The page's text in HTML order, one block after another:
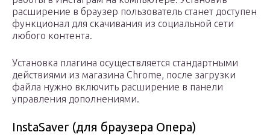
расширение в браузер пользователь станет доступен
функционал для скачивания из социальной сети
любого контента.
Установка плагина осуществляется стандартными
действиями из магазина Chrome, после загрузки
файла нужно включить расширение в панели
управления дополнениями.
InstaSaver (для браузера Опера)